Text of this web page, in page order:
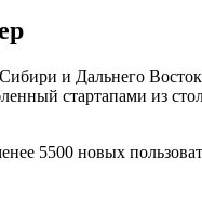
и Дальнего
стартапами из
5500 новых